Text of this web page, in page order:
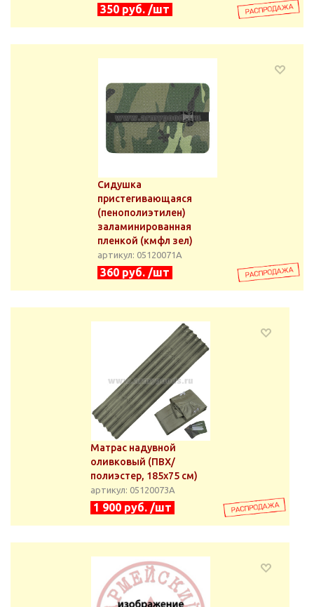
350 руб. /шт
Сидушка
пристегивающаяся
(пенополиэтилен)
заламинированная
пленкой (кмфл зел)
артикул: 05120071А
360 руб. /шт
Матрас надувной
оливковый (ПВХ/
полиэстер, 185х75 см)
артикул: 05120073А
1 900 руб. /шт